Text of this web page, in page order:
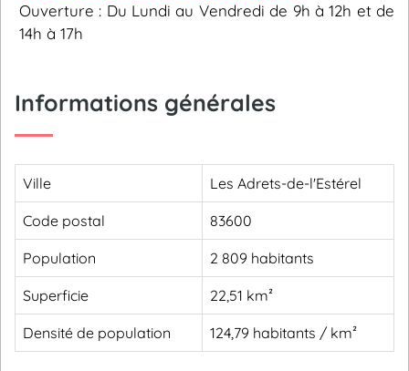
Ouverture : Du Lundi au Vendredi de 9h à 12h et de
14h à 17h
Informations générales
Ville Les Adrets-de-l'Estérel
Code postal 83600
Population 2 809 habitants
Superficie 22,51 km²
Densité de population 124,79 habitants / km²